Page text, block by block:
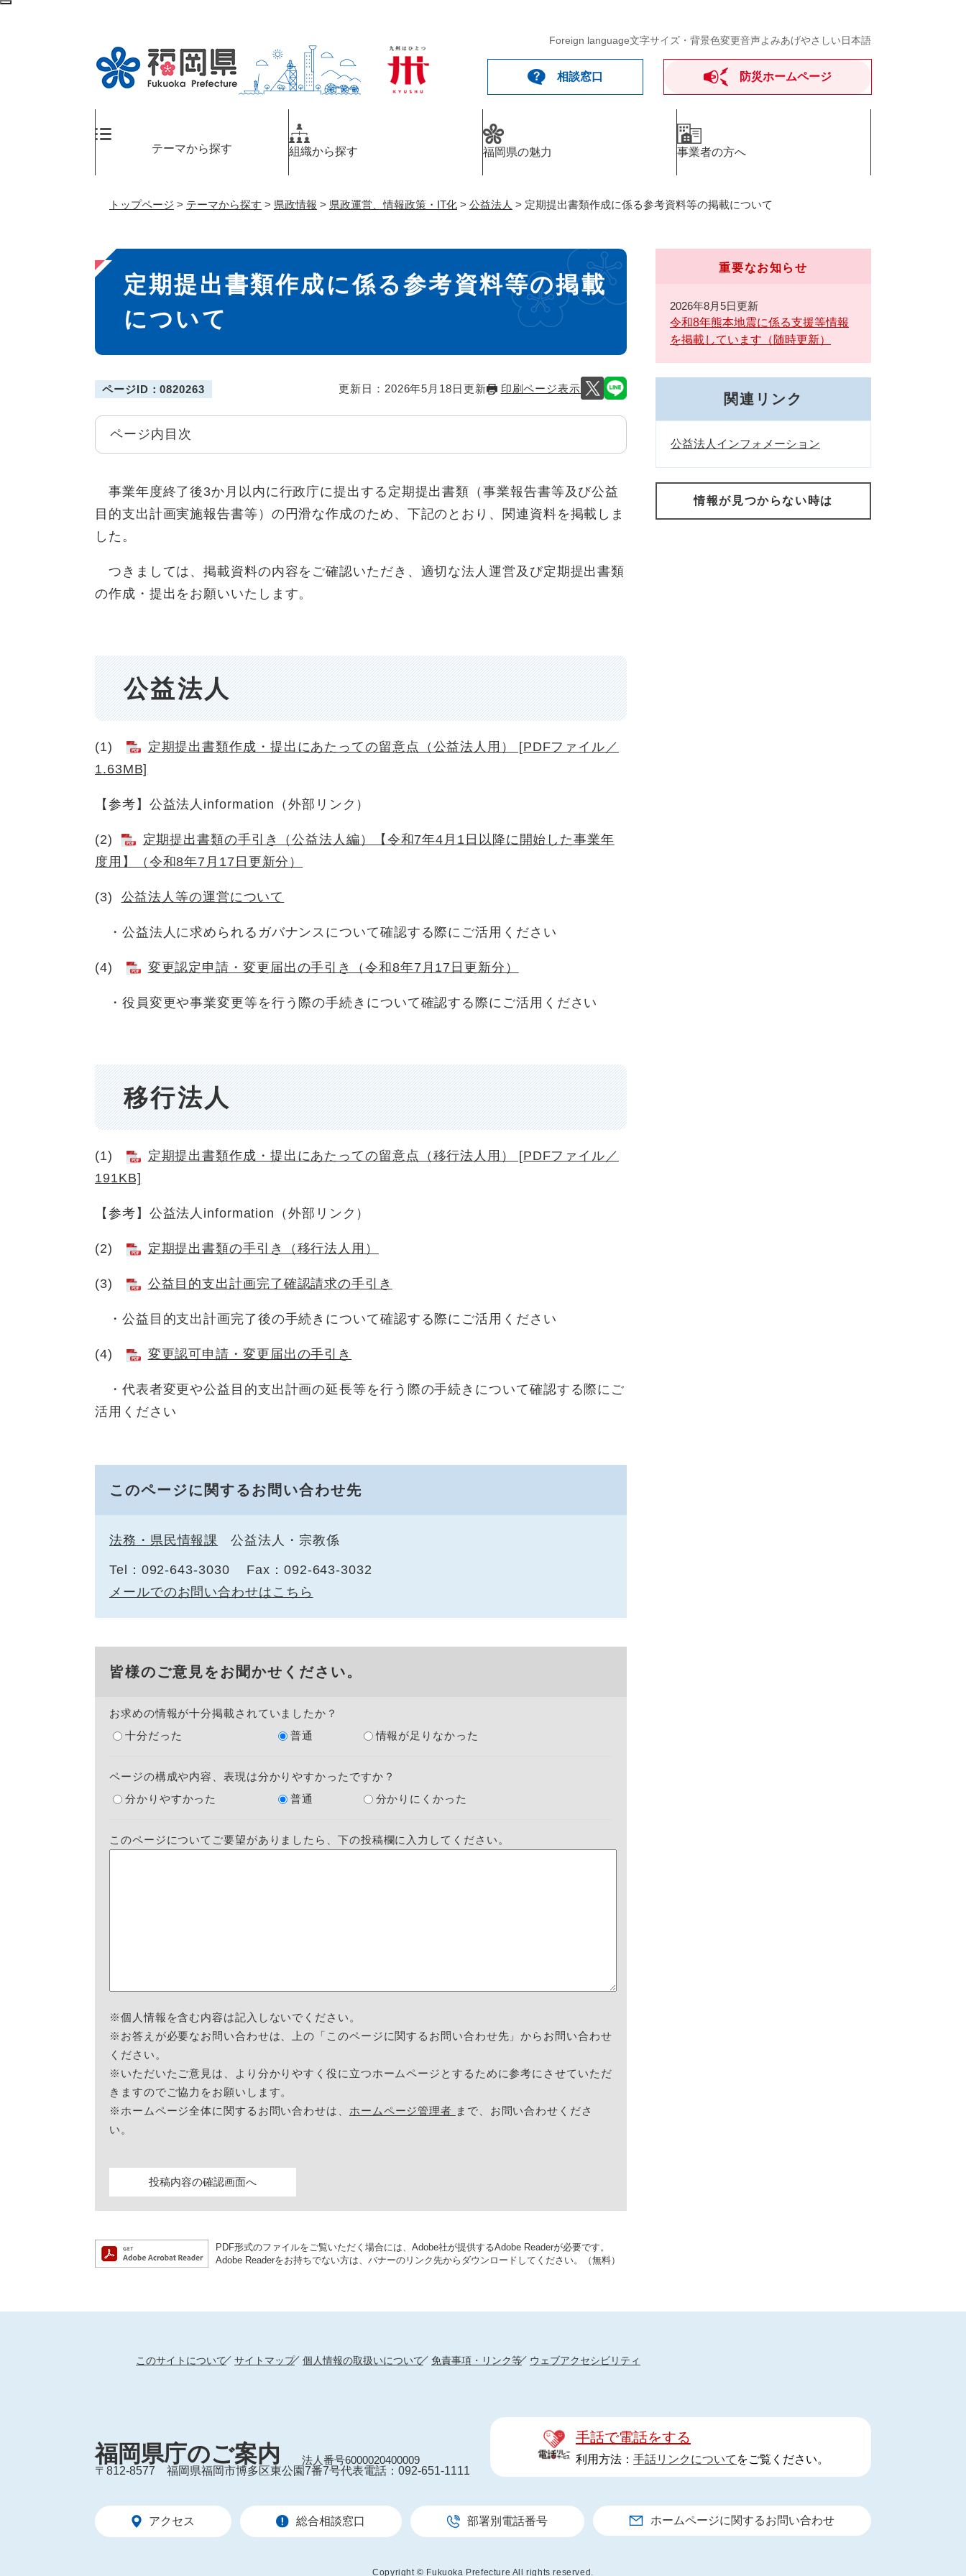
ペ
Foreign language文字サイズ・背景色変更音声よみあげやさしい日本語
相談窓口 防災ホームページ
テーマから探す 組織から探す 福岡県の魅力 事業者の方へ
トップページ > テーマから探す > 県政情報 > 県政運営、情報政策・IT化 > 公益法人 > 定期提出書類作成に係る参考資料等の掲載について
本
文
定期提出書類作成に係る参考資料等の掲載
について
ページID：0820263 更新日：2026年5月18日更新 印刷ページ表示
ページ内目次
事業年度終了後3か月以内に行政庁に提出する定期提出書類（事業報告書等及び公益
目的支出計画実施報告書等）の円滑な作成のため、下記のとおり、関連資料を掲載しま
した。
つきましては、掲載資料の内容をご確認いただき、適切な法人運営及び定期提出書類
の作成・提出をお願いいたします。
公益法人
(1)
定期提出書類作成・提出にあたっての留意点（公益法人用） [PDFファイル／
1.63MB]
【参考】公益法人information（外部リンク）
(2)
定期提出書類の手引き（公益法人編）【令和7年4月1日以降に開始した事業年
度用】（令和8年7月17日更新分）
(3) 公益法人等の運営について
・公益法人に求められるガバナンスについて確認する際にご活用ください
(4) 変更認定申請・変更届出の手引き（令和8年7月17日更新分）
・役員変更や事業変更等を行う際の手続きについて確認する際にご活用ください
移行法人
(1)
定期提出書類作成・提出にあたっての留意点（移行法人用） [PDFファイル／
191KB]
【参考】公益法人information（外部リンク）
(2) 定期提出書類の手引き（移行法人用）
(3) 公益目的支出計画完了確認請求の手引き
・公益目的支出計画完了後の手続きについて確認する際にご活用ください
(4) 変更認可申請・変更届出の手引き
・代表者変更や公益目的支出計画の延長等を行う際の手続きについて確認する際にご
活用ください
このページに関するお問い合わせ先
法務・県民情報課 公益法人・宗教係
Tel：092-643-3030
Fax：092-643-3032
メールでのお問い合わせはこちら
皆様のご意見をお聞かせください。
お求めの情報が十分掲載されていましたか？
十分だった
普通 情報が足りなかった
ページの構成や内容、表現は分かりやすかったですか？
分かりやすかった
普通 分かりにくかった
このページについてご要望がありましたら、下の投稿欄に入力してください。
※個人情報を含む内容は記入しないでください。
※お答えが必要なお問い合わせは、上の「このページに関するお問い合わせ先」からお問い合わせ
ください。
※いただいたご意見は、より分かりやすく役に立つホームページとするために参考にさせていただ
きますのでご協力をお願いします。
※ホームページ全体に関するお問い合わせは、 ホームページ管理者 まで、お問い合わせくださ
い。
PDF形式のファイルをご覧いただく場合には、Adobe社が提供するAdobe Readerが必要です。
Adobe Readerをお持ちでない方は、バナーのリンク先からダウンロードしてください。（無料）
重要なお知らせ
2026年8月5日更新
令和8年熊本地震に係る支援等情報
を掲載しています（随時更新）
関連リンク
公益法人インフォメーション
情報が見つからない時は
このサイトについて サイトマップ 個人情報の取扱いについて 免責事項・リンク等 ウェブアクセシビリティ
福岡県庁のご案内
法人番号6000020400009
〒812-8577
福岡県福岡市博多区東公園7番7号代表電話：092-651-1111
手話で電話をする
利用方法： 手話リンクについて をご覧ください。
アクセス 総合相談窓口 部署別電話番号 ホームページに関するお問い合わせ
Copyright © Fukuoka Prefecture All rights reserved.